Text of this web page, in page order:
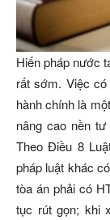
Hiến pháp nước
rất sớm. Việc
hành chính là
nâng cao nền
Theo Điều 8
pháp luật khác
tòa án phải có
tục rút gọn; khi